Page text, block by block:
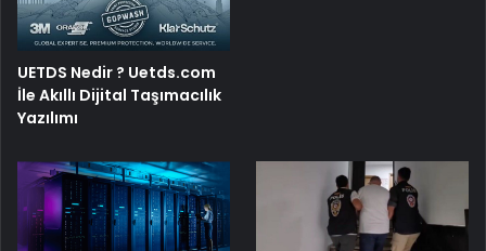
UETDS Nedir ? Uetds.com
İle Akıllı Dijital Taşımacılık
Yazılımı